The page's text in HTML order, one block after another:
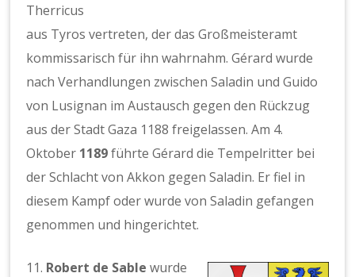
Therricus
aus Tyros vertreten, der das Großmeisteramt
kommissarisch für ihn wahrnahm. Gérard wurde
nach Verhandlungen zwischen Saladin und Guido
von Lusignan im Austausch gegen den Rückzug
aus der Stadt Gaza 1188 freigelassen. Am 4.
Oktober 1189führte Gérard die Tempelritter bei
der Schlacht von Akkon gegen Saladin. Er fiel in
diesem Kampf oder wurde von Saladin gefangen
genommen und hingerichtet.
11. Robert de Sable wurde